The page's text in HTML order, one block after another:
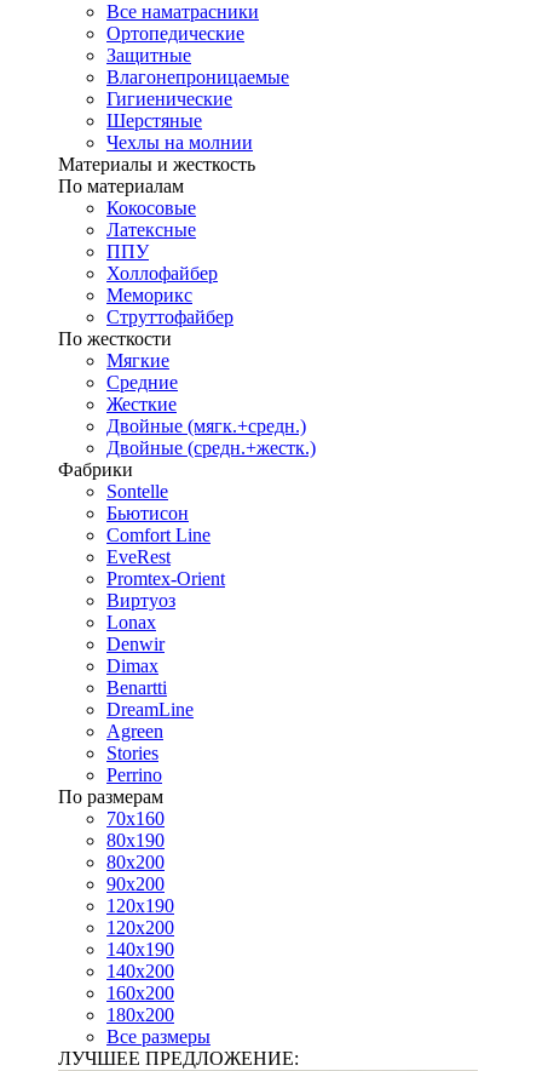
Все наматрасники
Ортопедические
Защитные
Влагонепроницаемые
Гигиенические
Шерстяные
Чехлы на молнии
Материалы и жесткость
По материалам
Кокосовые
Латексные
ППУ
Холлофайбер
Меморикс
Струттофайбер
По жесткости
Мягкие
Средние
Жесткие
Двойные (мягк.+средн.)
Двойные (средн.+жестк.)
Фабрики
Sontelle
Бьютисон
Comfort Line
EveRest
Promtex-Orient
Виртуоз
Lonax
Denwir
Dimax
Benartti
DreamLine
Agreen
Stories
Perrino
По размерам
70х160
80х190
80х200
90х200
120х190
120х200
140х190
140х200
160х200
180х200
Все размеры
ЛУЧШЕЕ ПРЕДЛОЖЕНИЕ: